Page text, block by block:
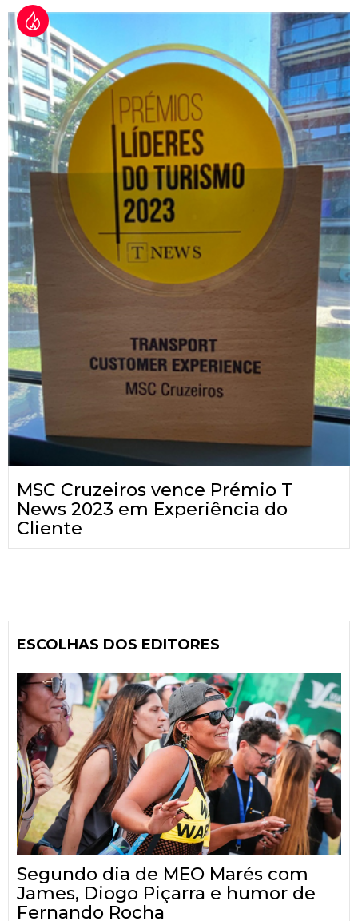
MSC Cruzeiros vence Prémio T
News 2023 em Experiência do
Cliente
ESCOLHAS DOS EDITORES
Segundo dia de MEO Marés com
James, Diogo Piçarra e humor de
Fernando Rocha